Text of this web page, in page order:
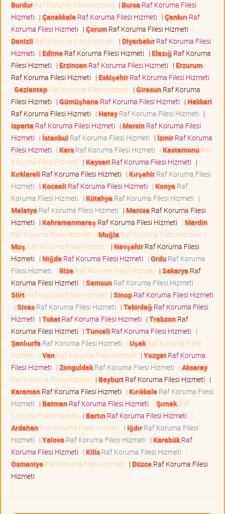
BurdurRaf Koruma Filesi Hizmeti | Bursa Raf Koruma Filesi
Hizmeti | ÇanakkaleRaf Koruma Filesi Hizmeti | Çankırı Raf
Koruma Filesi Hizmeti | ÇorumRaf Koruma Filesi Hizmeti |
Denizli Raf Koruma Filesi Hizmeti | DiyarbakırRaf Koruma Filesi
Hizmeti | EdirneRaf Koruma Filesi Hizmeti | Elazığ Raf Koruma
Filesi Hizmeti | ErzincanRaf Koruma Filesi Hizmeti | Erzurum
Raf Koruma Filesi Hizmeti | EskişehirRaf Koruma Filesi Hizmeti
| GaziantepRaf Koruma Filesi Hizmeti | GiresunRaf Koruma
Filesi Hizmeti | GümüşhaneRaf Koruma Filesi Hizmeti | Hakkari
Raf Koruma Filesi Hizmeti | HatayRaf Koruma Filesi Hizmeti |
Isparta Raf Koruma Filesi Hizmeti | MersinRaf Koruma Filesi
Hizmeti | İstanbul Raf Koruma Filesi Hizmeti | İzmirRaf Koruma
Filesi Hizmeti | KarsRaf Koruma Filesi Hizmeti | KastamonuRaf
Koruma Filesi Hizmeti | Kayseri Raf Koruma Filesi Hizmeti |
Kırklareli Raf Koruma Filesi Hizmeti | KırşehirRaf Koruma Filesi
Hizmeti | Kocaeli Raf Koruma Filesi Hizmeti | Konya Raf
Koruma Filesi Hizmeti | Kütahya Raf Koruma Filesi Hizmeti |
Malatya Raf Koruma Filesi Hizmeti | Manisa Raf Koruma Filesi
Hizmeti | Kahramanmaraş Raf Koruma Filesi Hizmeti | Mardin
Raf Koruma Filesi Hizmeti | Muğla Raf Koruma Filesi Hizmeti |
Muş Raf Koruma Filesi Hizmeti | NevşehirRaf Koruma Filesi
Hizmeti | NiğdeRaf Koruma Filesi Hizmeti | OrduRaf Koruma
Filesi Hizmeti | RizeRaf Koruma Filesi Hizmeti | Sakarya Raf
Koruma Filesi Hizmeti | SamsunRaf Koruma Filesi Hizmeti |
SiirtRaf Koruma Filesi Hizmeti | SinopRaf Koruma Filesi Hizmeti
| SivasRaf Koruma Filesi Hizmeti | Tekirdağ Raf Koruma Filesi
Hizmeti | TokatRaf Koruma Filesi Hizmeti | TrabzonRaf
Koruma Filesi Hizmeti | Tunceli Raf Koruma Filesi Hizmeti |
Şanlıurfa Raf Koruma Filesi Hizmeti | UşakRaf Koruma Filesi
Hizmeti | VanRaf Koruma Filesi Hizmeti | YozgatRaf Koruma
Filesi Hizmeti | ZonguldakRaf Koruma Filesi Hizmeti | Aksaray
Raf Koruma Filesi Hizmeti | BayburtRaf Koruma Filesi Hizmeti |
KaramanRaf Koruma Filesi Hizmeti | KırıkkaleRaf Koruma Filesi
Hizmeti | BatmanRaf Koruma Filesi Hizmeti | ŞırnakRaf
Koruma Filesi Hizmeti | BartınRaf Koruma Filesi Hizmeti |
ArdahanRaf Koruma Filesi Hizmeti | IğdırRaf Koruma Filesi
Hizmeti | Yalova Raf Koruma Filesi Hizmeti | KarabükRaf
Koruma Filesi Hizmeti | KilisRaf Koruma Filesi Hizmeti |
OsmaniyeRaf Koruma Filesi Hizmeti | DüzceRaf Koruma Filesi
Hizmeti